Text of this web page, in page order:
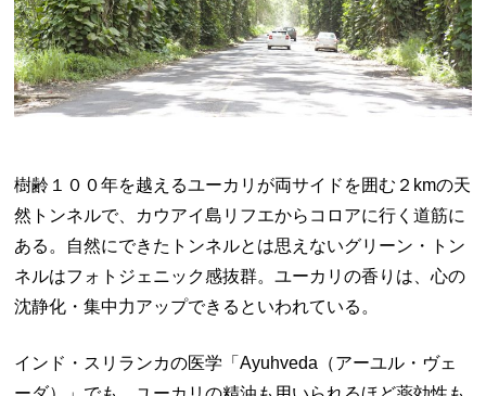
樹齢１００年を越えるユーカリが両サイドを囲む２kmの天
然トンネルで、カウアイ島リフエからコロアに行く道筋に
ある。自然にできたトンネルとは思えないグリーン・トン
ネルはフォトジェニック感抜群。ユーカリの香りは、心の
沈静化・集中力アップできるといわれている。
インド・スリランカの医学「Ayuhveda（アーユル・ヴェ